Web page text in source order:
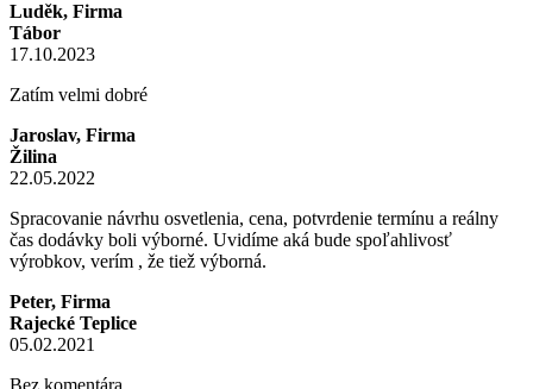
Luděk, Firma
Tábor
17.10.2023
Zatím velmi dobré
Jaroslav, Firma
Žilina
22.05.2022
Spracovanie návrhu osvetlenia, cena, potvrdenie termínu a reálny
čas dodávky boli výborné. Uvidíme aká bude spoľahlivosť
výrobkov, verím , že tiež výborná.
Peter, Firma
Rajecké Teplice
05.02.2021